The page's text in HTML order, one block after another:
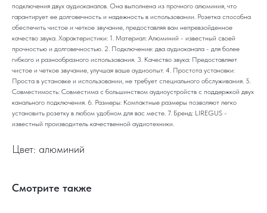
подключения двух аудиоканалов. Она выполнена из прочного алюминия, что
гарантирует ее долговечность и надежность в использовании. Розетка способна
обеспечить чистое и четкое звучание, предоставляя вам непревзойденное
качество звука. Характеристики: 1. Материал: Алюминий - известный своей
прочностью и долговечностью. 2. Подключение: два аудиоканала - для более
гибкого и разнообразного использования. 3. Качество звука: Предоставляет
чистое и четкое звучание, улучшая ваше аудиоопыт. 4. Простота установки:
Проста в установке и использовании, не требует специального обслуживания. 5.
Совместимость: Совместима с большинством аудиоустройств с поддержкой двух
канального подключения. 6. Размеры: Компактные размеры позволяют легко
установить розетку в любом удобном для вас месте. 7. Бренд: LIREGUS -
известный производитель качественной аудиотехники.
Цвет: алюминий
Смотрите также